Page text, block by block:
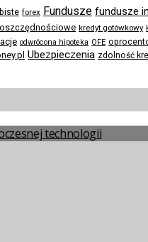
forex Fundusze fundusze
kredyt gotówkowy
odwrócona hipoteka OFE
Ubezpieczenia zdolność
technologii